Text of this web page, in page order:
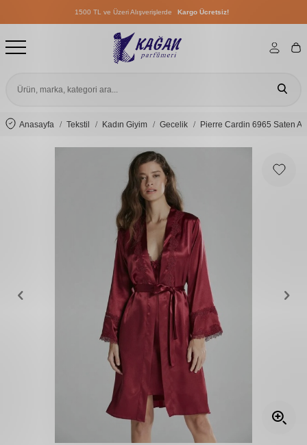
1500 TL ve Üzeri Alışverişlerde Kargo Ücretsiz!
1500 TL ve Üzeri Alışverişlerde
1500 TL ve Üzeri Alışverişlerde
Anasayfa Tekstil Kadın Giyim Gecelik Pierre Cardin 6965 Saten